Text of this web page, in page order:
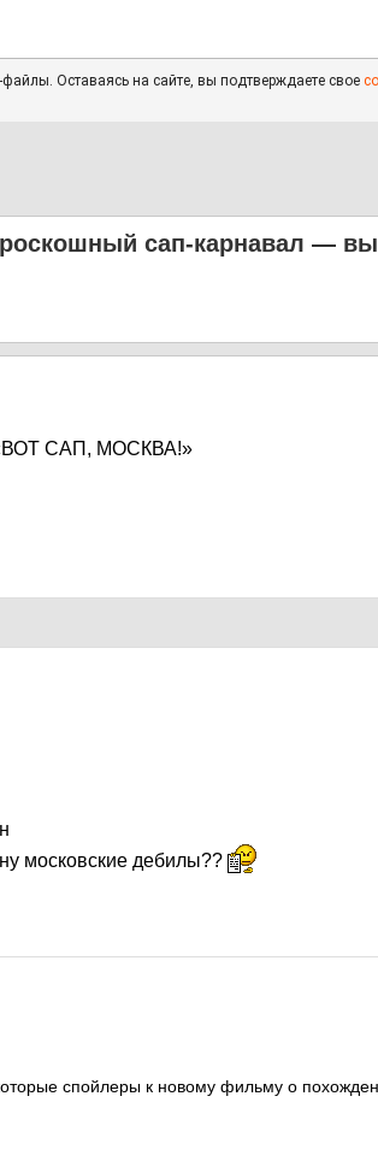
Оставаясь на сайте, вы подтверждаете свое
сап-карнавал —
«ВОТ САП, МОСКВА!»
московские дебилы??
спойлеры к новому фильму о